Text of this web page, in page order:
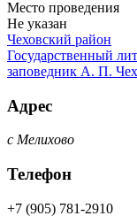
Место проведения
Не указан
Чеховский район
Государственный
заповедник А. П.
Адрес
с Мелихово
Телефон
+7 (905) 781-2910